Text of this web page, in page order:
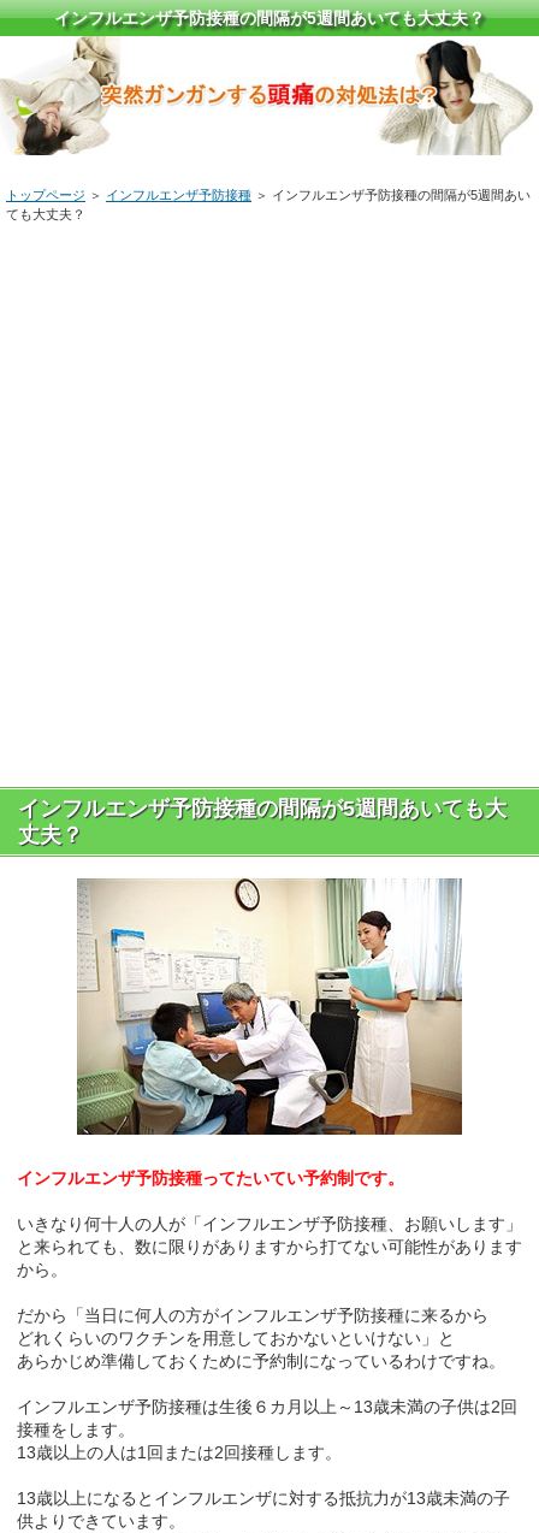
インフルエンザ予防接種の間隔が5週間あいても大丈夫？
トップページ ＞ インフルエンザ予防接種 ＞ インフルエンザ予防接種の間隔が5週間あい
ても大丈夫？
インフルエンザ予防接種の間隔が5週間あいても大
丈夫？
インフルエンザ予防接種ってたいてい予約制です。
いきなり何十人の人が「インフルエンザ予防接種、お願いします」
と来られても、数に限りがありますから打てない可能性があります
から。
だから「当日に何人の方がインフルエンザ予防接種に来るから
どれくらいのワクチンを用意しておかないといけない」と
あらかじめ準備しておくために予約制になっているわけですね。
インフルエンザ予防接種は生後６カ月以上～13歳未満の子供は2回
接種をします。
13歳以上の人は1回または2回接種します。
13歳以上になるとインフルエンザに対する抵抗力が13歳未満の子
供よりできています。